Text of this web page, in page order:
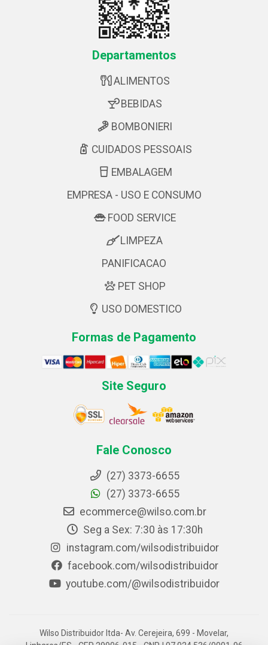
Departamentos
ALIMENTOS
BEBIDAS
BOMBONIERI
CUIDADOS PESSOAIS
EMBALAGEM
EMPRESA - USO E CONSUMO
FOOD SERVICE
LIMPEZA
PANIFICACAO
PET SHOP
USO DOMESTICO
Formas de Pagamento
Site Seguro
Fale Conosco
(27) 3373-6655
(27) 3373-6655
ecommerce@wilso.com.br
Seg a Sex: 7:30 às 17:30h
instagram.com/wilsodistribuidor
facebook.com/wilsodistribuidor
youtube.com/@wilsodistribuidor
Wilso Distribuidor ltda- Av. Cerejeira, 699 - Movelar,